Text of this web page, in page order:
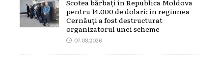
Scotea bărbați în Republica Moldova
pentru 14.000 de dolari: în regiunea
Cernăuți a fost destructurat
organizatorul unei scheme
07.08.2026